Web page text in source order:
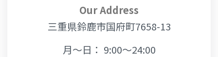
Our Address
三重県鈴鹿市国府町7658-13
月～日： 9:00～24:00